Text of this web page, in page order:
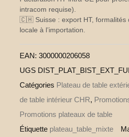
intracom requise).
🇨🇭 Suisse : export HT, formalités
locale à l’importation.
EAN: 3000000206058
UGS
Catégories Plateau de table
de table intérieur CHR,
Promotions plateaux de table
Étiquette plateau_table_mixte